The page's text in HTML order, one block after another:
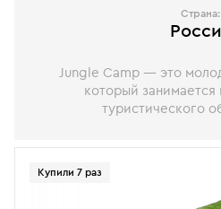
Страна:
Jungle Camp — это
который занимается
туристического
Купили 7 раз